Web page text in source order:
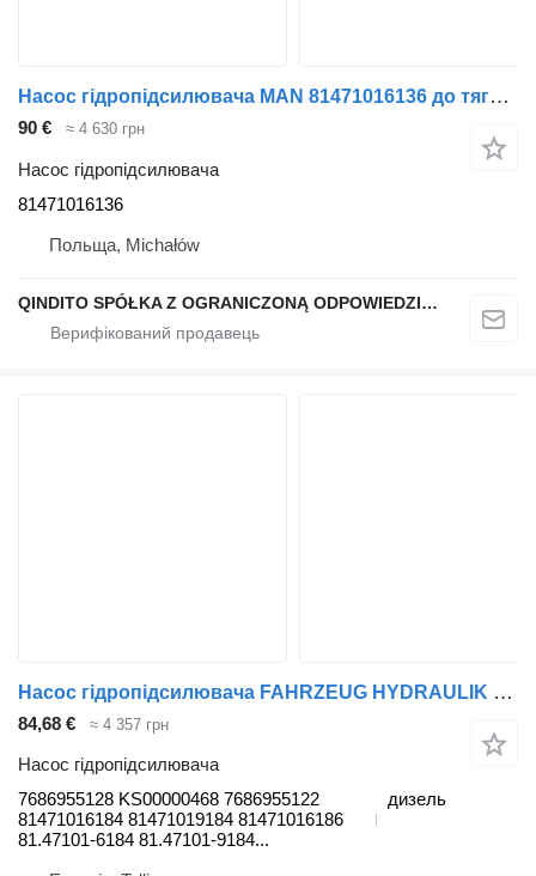
Насос гідропідсилювача MAN 81471016136 до тягача MAN TGA TGX TGL
90 € ≈ 4 630 грн
Насос гідропідсилювача
81471016136
Польща, Michałów
QINDITO SPÓŁKA Z OGRANICZONĄ ODPOWIEDZIALNOŚCIĄ
Насос гідропідсилювача FAHRZEUG HYDRAULIK TGA 18.410 (01.00-) 7686955128 до тягача MAN 4-series, TGA (1993-2009)
84,68 € ≈ 4 357 грн
Насос гідропідсилювача
7686955128 KS00000468 7686955122
81471016184 81471019184 81471016186
81.47101-6184 81.47101-9184...
дизель